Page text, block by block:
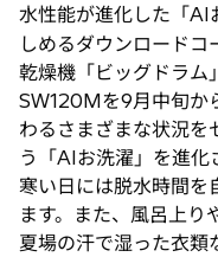
水性能が進化した「AI
しめるダウンロード
乾燥機「ビッグドラ
SW120Mを9月中旬か
わるさまざまな状況を
う「AIお洗濯」を進化
寒い日には脱水時間を
ます。また、風呂上り
夏場の汗で湿った衣類